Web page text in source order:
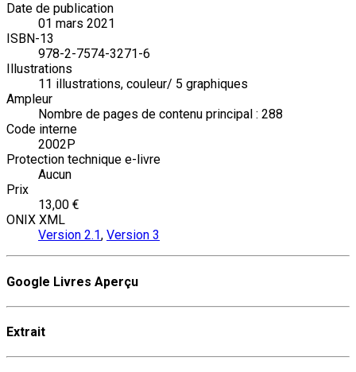
Date de publication
01 mars 2021
ISBN-13
978-2-7574-3271-6
Illustrations
11 illustrations, couleur/ 5 graphiques
Ampleur
Nombre de pages de contenu principal : 288
Code interne
2002P
Protection technique e-livre
Aucun
Prix
13,00 €
ONIX XML
Version 2.1, Version 3
Google Livres Aperçu
Extrait